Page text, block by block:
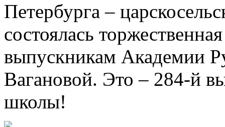
Петербурга –
состоялась
выпускникам Академии
Вагановой. Это – 284-й
школы!